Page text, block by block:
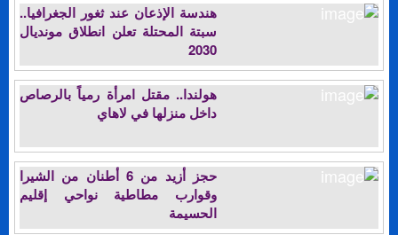
هندسة الإذعان عند ثغور الجغرافيا..
سبتة المحتلة تعلن انطلاق مونديال
2030
هولندا.. مقتل امرأة رمياً بالرصاص
داخل منزلها في لاهاي
حجز أزيد من 6 أطنان من الشيرا
وقوارب مطاطية نواحي إقليم
الحسيمة